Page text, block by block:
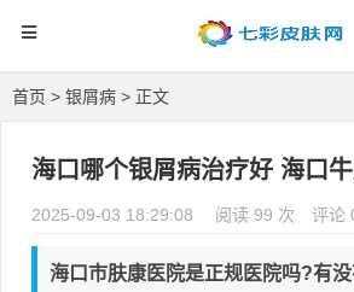
首页 > 银屑病 > 正文
海口哪个银屑病治疗好 海口
2025-09-03 18:29:08 阅读 99 次 评论
海口市肤康医院是正规医院吗?有